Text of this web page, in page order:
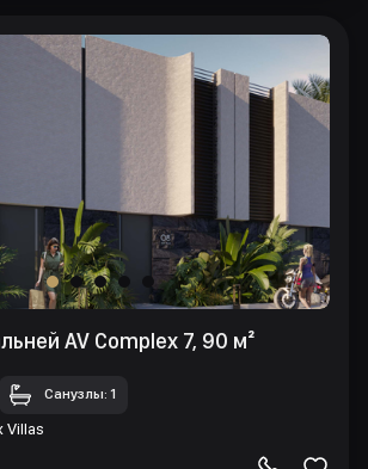
AV Complex 7, 90 м²
Санузлы: 1
Villas